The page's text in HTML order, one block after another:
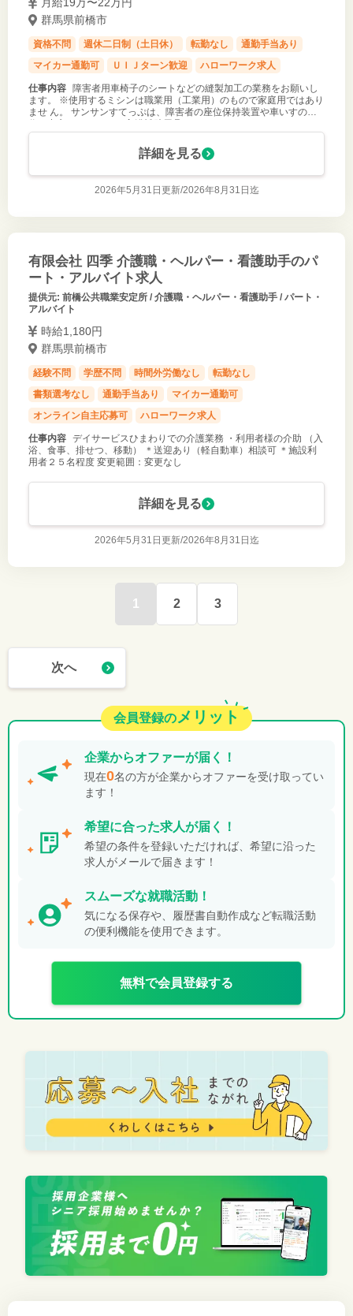
月給19万〜22万円
群馬県前橋市
資格不問 週休二日制（土日休） 転勤なし
通勤手当あり
マイカー通勤可
ＵＩＪターン歓迎 ハローワーク求人
仕事内容
障害者用車椅子のシートなどの縫製加工の業務をお願いし
ます。 ※使用するミシンは職業用（工業用）のもので家庭用ではあり
ませ ん。 サンサンすてっぷは、障害者の座位保持装置や車いすの製
ハビリ 用具等、
詳細を見る
2026年5月31日更新/2026年8月31日迄
有限会社 四季 介護職・ヘルパー・看護助手のパ
ート・アルバイト求人
提供元: 前橋公共職業安定所 / 介護職・ヘルパー・看護助手 / パート・
アルバイト
時給1,180円
群馬県前橋市
経験不問 学歴不問 時間外労働なし
転勤なし
書類選考なし
通勤手当あり
マイカー通勤可
オンライン自主応募可
ハローワーク求人
仕事内容 デイサービスひまわりでの介護業務 ・利用者様の介助 （入
浴、食事、排せつ、移動） ＊送迎あり（軽自動車）相談可 ＊施設利
用者２５名程度 変更範囲：変更なし
詳細を見る
2026年5月31日更新/2026年8月31日迄
1 2 3
次へ
会員登録のメリット
企業からオファーが届く！
現在0名の方が企業からオファーを受け取ってい
ます！
希望に合った求人が届く！
希望の条件を登録いただければ、希望に沿った
求人がメールで届きます！
スムーズな就職活動！
気になる保存や、履歴書自動作成など転職活動
の便利機能を使用できます。
無料で会員登録する